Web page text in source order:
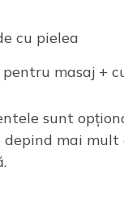
cu pielea
pentru masaj +
sunt
mai mult